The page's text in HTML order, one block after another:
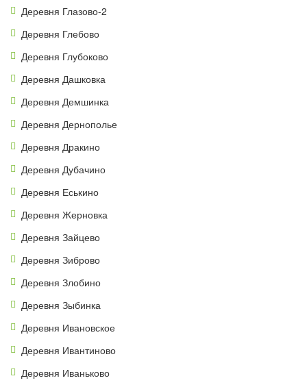
Деревня Глазово-2
Деревня Глебово
Деревня Глубоково
Деревня Дашковка
Деревня Демшинка
Деревня Дернополье
Деревня Дракино
Деревня Дубачино
Деревня Еськино
Деревня Жерновка
Деревня Зайцево
Деревня Зиброво
Деревня Злобино
Деревня Зыбинка
Деревня Ивановское
Деревня Ивантиново
Деревня Иваньково